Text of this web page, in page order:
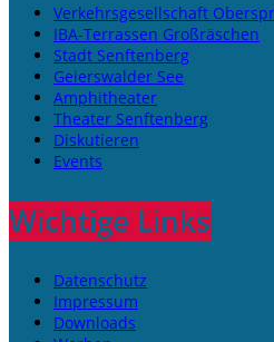
Verkehrsgesellschaft
IBA-Terrassen Großräschen
Stadt Senftenberg
Geierswalder See
Amphitheater
Theater Senftenberg
Diskutieren
Events
Wichtige Links
Datenschutz
Impressum
Downloads